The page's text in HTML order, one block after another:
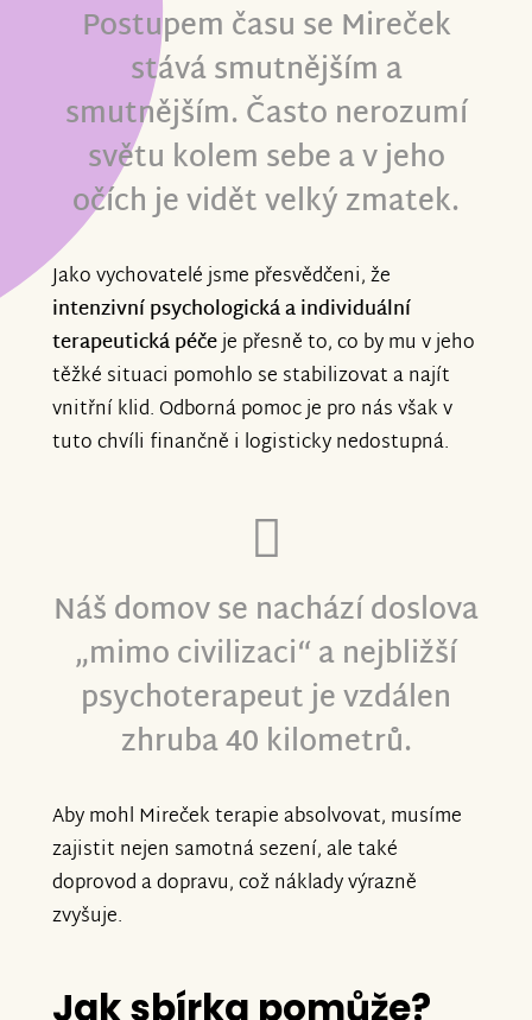
Postupem času se Mireček
stává smutnějším a
smutnějším. Často nerozumí
světu kolem sebe a v jeho
očích je vidět velký zmatek.
Jako vychovatelé jsme přesvědčeni, že
intenzivní psychologická a individuální
terapeutická péčeje přesně to, co by mu v jeho
těžké situaci pomohlo se stabilizovat a najít
vnitřní klid. Odborná pomoc je pro nás však v
tuto chvíli finančně i logisticky nedostupná.
Náš domov se nachází doslova
„mimo civilizaci“ a nejbližší
psychoterapeut je vzdálen
zhruba 40 kilometrů.
Aby mohl Mireček terapie absolvovat, musíme
zajistit nejen samotná sezení, ale také
doprovod a dopravu, což náklady výrazně
zvyšuje.
Jak sbírka pomůže?